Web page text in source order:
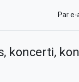
Par
koncerti,